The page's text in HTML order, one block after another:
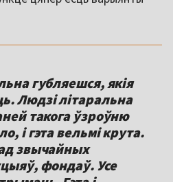
губляешся, якія
Людзі літаральна
такога ўзроўню
і гэта вельмі крута.
звычайных
фондаў. Усе